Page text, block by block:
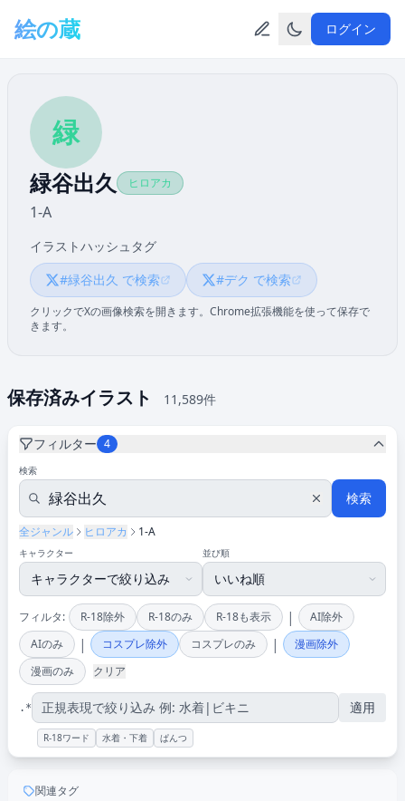
絵の蔵 ログイン
緑
緑谷出久 ヒロアカ
1-A
イラストハッシュタグ
#緑谷出久 で検索
#デク で検索
クリックでXの画像検索を開きます。Chrome拡張機能を使って保存で
きます。
保存済みイラスト 11,589件
フィルター 4
検索
検索
全ジャンル ヒロアカ 1-A
キャラクター 並び順
フィルタ: R-18除外 R-18のみ R-18も表示 |
AI除外
AIのみ
| コスプレ除外 コスプレのみ |
漫画除外
漫画のみ
クリア
.* 適用
R-18ワード 水着・下着 ぱんつ
関連タグ